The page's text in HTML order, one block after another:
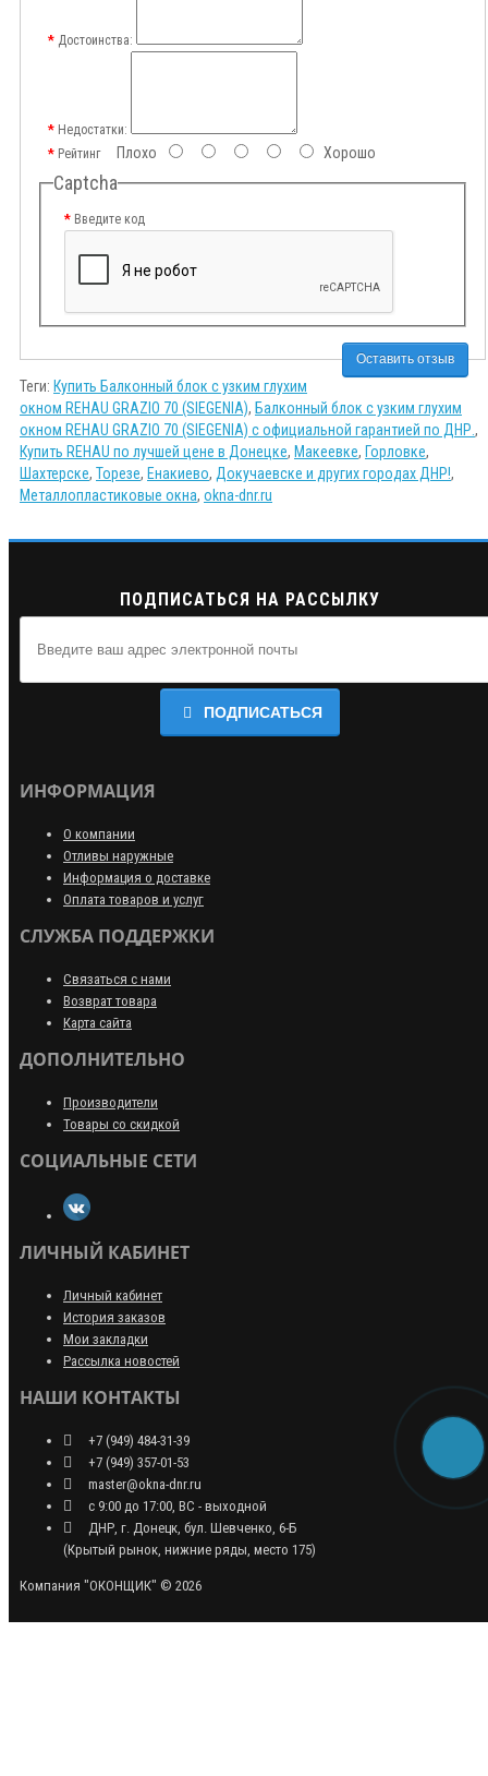
Достоинства:
Недостатки:
РейтингПлохо Хорошо
Captcha
Введите код
Оставить отзыв
Теги: Купить Балконный блок с узким глухим
окном REHAU GRAZIO 70 (SIEGENIA), Балконный блок с узким глухим
окном REHAU GRAZIO 70 (SIEGENIA) с официальной гарантией по ДНР. ,
Купить REHAU по лучшей цене в Донецке, Макеевке, Горловке,
Шахтерске, Торезе, Енакиево, Докучаевске и других городах ДНР!,
Металлопластиковые окна, okna-dnr.ru
ПОДПИСАТЬСЯ НА РАССЫЛКУ
ПОДПИСАТЬСЯ
ИНФОРМАЦИЯ
О компании
Отливы наружные
Информация о доставке
Оплата товаров и услуг
СЛУЖБА ПОДДЕРЖКИ
Связаться с нами
Возврат товара
Карта сайта
ДОПОЛНИТЕЛЬНО
Производители
Товары со скидкой
СОЦИАЛЬНЫЕ СЕТИ
ЛИЧНЫЙ КАБИНЕТ
Личный кабинет
История заказов
Мои закладки
Рассылка новостей
НАШИ КОНТАКТЫ
+7 (949) 484-31-39
+7 (949) 357-01-53
master@okna-dnr.ru
с 9:00 до 17:00, ВС - выходной
ДНР, г. Донецк, бул. Шевченко, 6-Б
(Крытый рынок, нижние ряды, место 175)
Компания "ОКОНЩИК" © 2026